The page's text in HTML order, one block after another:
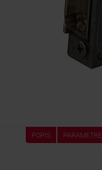
POPIS PARAMETRE